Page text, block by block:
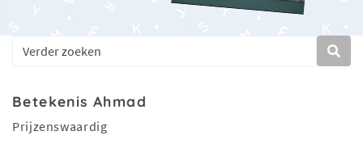
Betekenis Ahmad
Prijzenswaardig